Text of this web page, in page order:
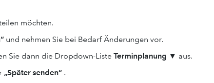
möchten.
und nehmen Sie bei Bedarf Änderungen vor.
Sie dann die Dropdown-Liste Terminplanung ▼ aus.
„Später senden“ .